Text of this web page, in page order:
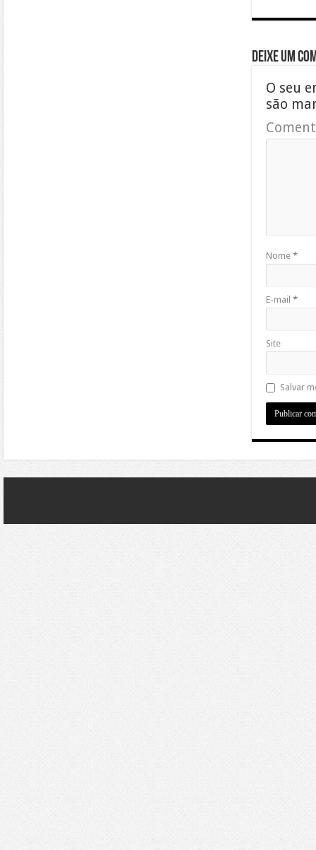
Deixe um
O seu
são
Nome *
E-mail *
Site
Salvar